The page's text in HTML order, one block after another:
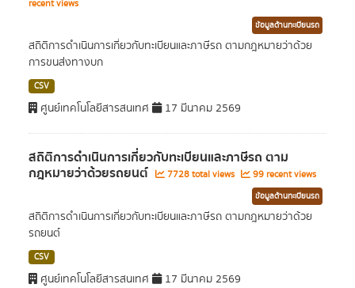
recent views
ข้อมูลด้านทะเบียนรถ
สถิติการดำเนินการเกี่ยวกับทะเบียนและภาษีรถ ตามกฎหมายว่าด้วย
การขนส่งทางบก
CSV
ศูนย์เทคโนโลยีสารสนเทศ 17 มีนาคม 2569
สถิติการดำเนินการเกี่ยวกับทะเบียนและภาษีรถ ตาม
กฎหมายว่าด้วยรถยนต์ 7728 total views 99 recent views
ข้อมูลด้านทะเบียนรถ
สถิติการดำเนินการเกี่ยวกับทะเบียนและภาษีรถ ตามกฎหมายว่าด้วย
รถยนต์
CSV
ศูนย์เทคโนโลยีสารสนเทศ 17 มีนาคม 2569